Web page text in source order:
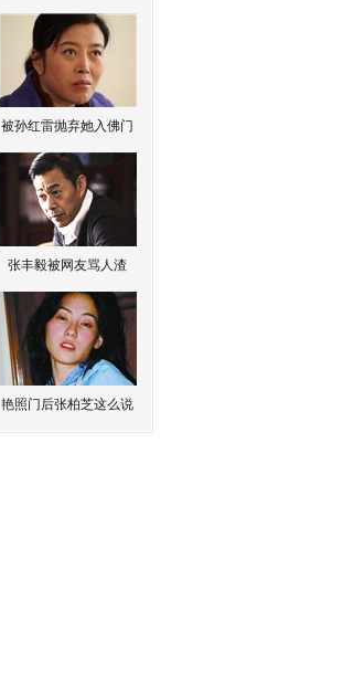
被孙红雷抛弃她入佛门
张丰毅被网友骂人渣
艳照门后张柏芝这么说